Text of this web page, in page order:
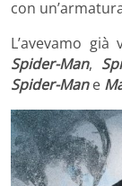
con
L’avevamo
Spider-Man,
Spider-Mane